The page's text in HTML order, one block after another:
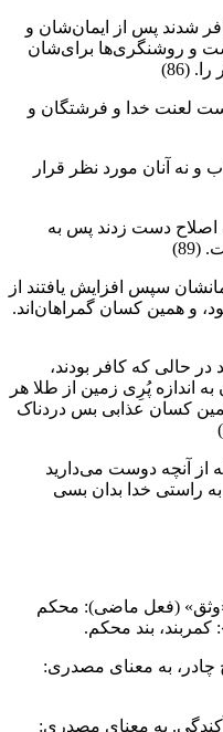
شدند پس از ايمان‌شان و
و روشنگرى‌ها براى‌شان
(86)
لعنت خدا و فرشتگان و
و نه آنان مورد نظر قرار
اصلاح دست زدند پس به
سپس افزايش يافتند از
و همين كسان گمراهان‌اند.
حالى كه كافر بودند،
به اندازه پُرِى زمين از طلا هر
كسان عذابى بس دردناک
از آنچه دوست مى‌داريد
به راستى خدا بدان بسى
(فعل ماضى): محكم
كمربند، بند محكم.
چادر، به معناى مصدرى:
به معناى مصدرى: